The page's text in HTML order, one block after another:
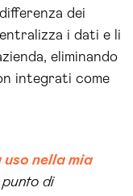
dei
i dati e li
eliminando
integrati come
uso nella mia
di